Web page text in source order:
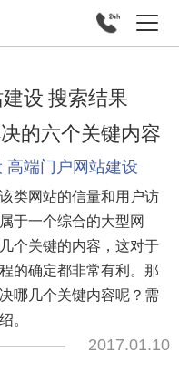
设 搜索结果
的六个关键内容
高端门户网站建设
类网站的信量和用户访
于一个综合的大型网
个关键的内容，这对于
的确定都非常有利。那
哪几个关键内容呢？需
。
2017.01.10